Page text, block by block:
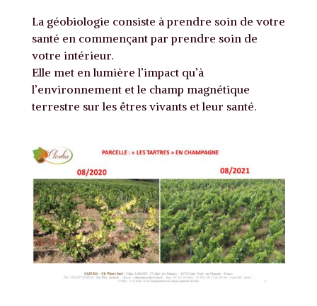
La géobiologie consiste à prendre soin de votre
santé en commençant par prendre soin de
votre intérieur.
Elle met en lumière l’impact qu’à
l’environnement et le champ magnétique
terrestre sur les êtres vivants et leur santé.